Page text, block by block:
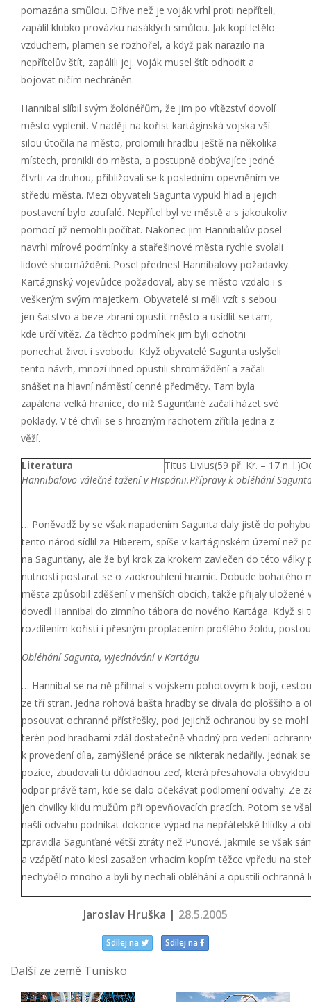
pomazána smůlou. Dříve než je voják vrhl proti nepříteli,
zapálil klubko provázku nasáklých smůlou. Jak kopí letělo
vzduchem, plamen se rozhořel, a když pak narazilo na
nepřítelův štít, zapálili jej. Voják musel štít odhodit a
bojovat ničím nechráněn.
Hannibal slíbil svým žoldnéřům, že jim po vítězství dovolí
město vyplenit. V naději na kořist kartáginská vojska vší
silou útočila na město, prolomili hradbu ještě na několika
místech, pronikli do města, a postupně dobývajíce jedné
čtvrti za druhou, přibližovali se k posledním opevněním ve
středu města. Mezi obyvateli Sagunta vypukl hlad a jejich
postavení bylo zoufalé. Nepřítel byl ve městě a s jakoukoliv
pomocí již nemohli počítat. Nakonec jim Hannibalův posel
navrhl mírové podmínky a stařešinové města rychle svolali
lidové shromáždění. Posel přednesl Hannibalovy požadavky.
Kartáginský vojevůdce požadoval, aby se město vzdalo i s
veškerým svým majetkem. Obyvatelé si měli vzít s sebou
jen šatstvo a beze zbraní opustit město a usídlit se tam,
kde určí vítěz. Za těchto podmínek jim byli ochotni
ponechat život i svobodu. Když obyvatelé Sagunta uslyšeli
tento návrh, mnozí ihned opustili shromáždění a začali
snášet na hlavní náměstí cenné předměty. Tam byla
zapálena velká hranice, do níž Sagunťané začali házet své
poklady. V té chvíli se s hrozným rachotem zřítila jedna z
věží.
Literatura
Titus Livius(59 př. Kr. – 17 n.
Hannibalovo válečné tažení v Hispánii.Přípravy k obléhání
… Poněvadž by se však napadením Sagunta daly jistě do
tento národ sídlil za Hiberem, spíše v kartáginském území než
na Sagunťany, ale že byl krok za krokem zavlečen do této
nutností postarat se o zaokrouhlení hramic. Dobude bohatého
města způsobil zděšení v menších obcích, takže přijaly
dovedl Hannibal do zimního tábora do nového Kartága. Když
rozdílením kořisti i přesným proplacením prošlého žoldu,
Obléhání Sagunta, vyjednávání v Kartágu
… Hannibal se na ně přihnal s vojskem pohotovým k boji,
ze tří stran. Jedna rohová bašta hradby se dívala do ploššího
posouvat ochranné přístřešky, pod jejichž ochranou by se
terén pod hradbami zdál dostatečně vhodný pro vedení
k provedení díla, zamýšlené práce se nikterak nedařily. Jednak
pozice, zbudovali tu důkladnou zeď, která přesahovala
odpor právě tam, kde se dalo očekávat podlomení odvahy. Ze
jen chvilky klidu mužům při opevňovacích pracích. Potom se
našli odvahu podnikat dokonce výpad na nepřátelské hlídky a
zpravidla Sagunťané větší ztráty než Punové. Jakmile se však
a vzápětí nato klesl zasažen vrhacím kopím těžce vpředu na
nechybělo mnoho a byli by nechali obléhání a opustili ochranná
Jaroslav Hruška | 28.5.2005
Sdílej na Sdílej na
Další ze země Tunisko